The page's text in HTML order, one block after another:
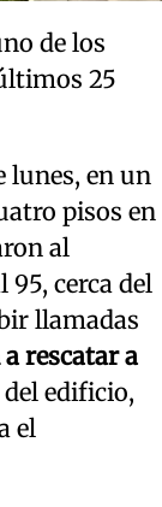
de los
25
lunes, en un
pisos en
al
cerca del
llamadas
rescatar a
del edificio,
el